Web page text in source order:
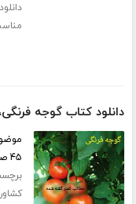
دانلود کتاب گوجه
۴۵ صفحه